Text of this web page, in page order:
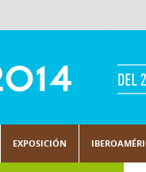
EXPOSICIÓN